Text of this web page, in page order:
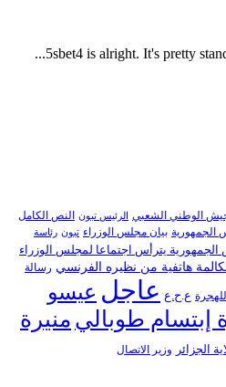
5sbet4 is alright. It's pretty
الوطني الشعبي الرئيس تبون النص الكامل
الجمهورية بيان مجلس الوزراء تبون رئاسة
يترأس اجتماعا لمجلس الوزراء
هاتفية من نظيره الفرنسي رسالة
ع.ح.ع عاجل عيسو
إبتسام طوبالي منيرة
الجزائر وزير الاتصال